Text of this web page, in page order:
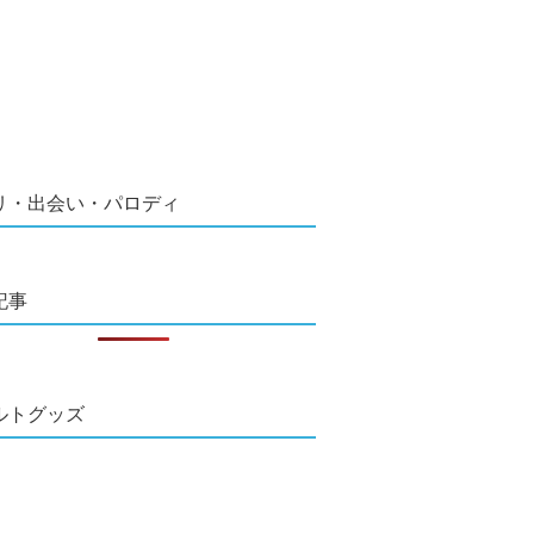
・出会い・パロディ
事
トグッズ